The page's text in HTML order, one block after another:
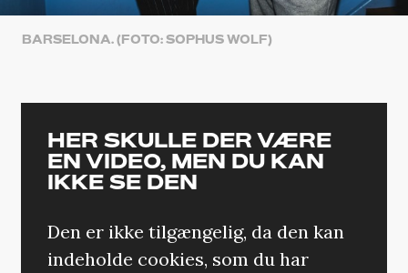
BARSELONA. (FOTO: SOPHUS WOLF)
HER SKULLE DER VÆRE
EN VIDEO, MEN DU KAN
IKKE SE DEN
Den er ikke tilgængelig, da den kan
indeholde cookies, som du har